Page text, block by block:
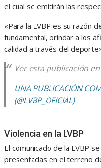
el cual se emitirán las
«Para la LVBP es su razón
fundamental, brindar a los
calidad a través del
Ver esta publicación
UNA PUBLICACIÓN
(@LVBP_OFICIAL)
Violencia en la LVBP
El comunicado de la LVBP
presentadas en el terreno